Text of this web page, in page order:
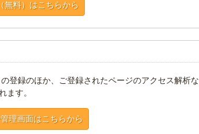
無料）はこちらから
登録のほか、ご登録されたページのアクセス解析な
ます。
理画面はこちらから